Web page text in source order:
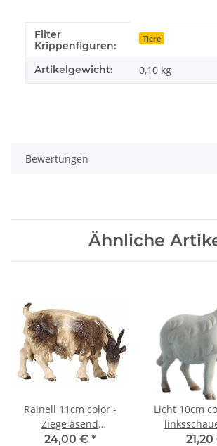
Produkteigenschaft
Wert
Filter
Krippenfiguren:
Tiere
Artikelgewicht: 0,10 kg
Bewertungen
Ähnliche
Rainell 11cm color -
Ziege äsend
rechtsschauend -093
24,00 € *
Licht 10cm